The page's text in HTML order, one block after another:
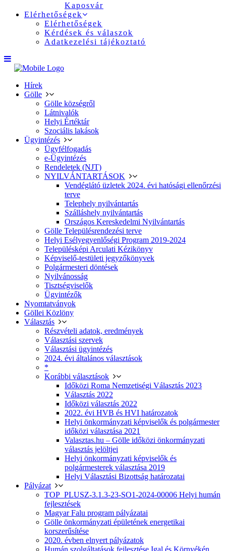
Kaposvár
Elérhetőségek
Elérhetőségek
Kérdések és válaszok
Adatkezelési tájékoztató
Hírek
Gölle
Gölle községről
Látnivalók
Helyi Értéktár
Szociális lakások
Ügyintézés
Ügyfélfogadás
e-Ügyintézés
Rendeletek (NJT)
NYILVÁNTARTÁSOK
Vendéglátó üzletek 2024. évi hatósági ellenőrzési
terve
Telephely nyilvántartás
Szálláshely nyilvántartás
Országos Kereskedelmi Nyilvántartás
Gölle Településrendezési terve
Helyi Esélyegyenlőségi Program 2019-2024
Településképi Arculati Kézikönyv
Képviselő-testületi jegyzőkönyvek
Polgármesteri döntések
Nyilvánosság
Tisztségviselők
Ügyintézők
Nyomtatványok
Göllei Közlöny
Választás
Részvételi adatok, eredmények
Választási szervek
Választási ügyintézés
2024. évi általános választások
*
Korábbi választások
Időközi Roma Nemzetiségi Választás 2023
Választás 2022
Időközi választás 2022
2022. évi HVB és HVI határozatok
Helyi önkormányzati képviselők és polgármester
időközi választása 2021
Valasztas.hu – Gölle időközi önkormányzati
választás jelöltjei
Helyi önkormányzati képviselők és
polgármesterek választása 2019
Helyi Választási Bizottság határozatai
Pályázat
TOP_PLUSZ-3.1.3-23-SO1-2024-00006 Helyi humán
fejlesztések
Magyar Falu program pályázatai
Gölle önkormányzati épületének energetikai
korszerűsítése
2020. évben elnyert pályázatok
Humán szolgáltatások fejlesztése Igal és Környékén